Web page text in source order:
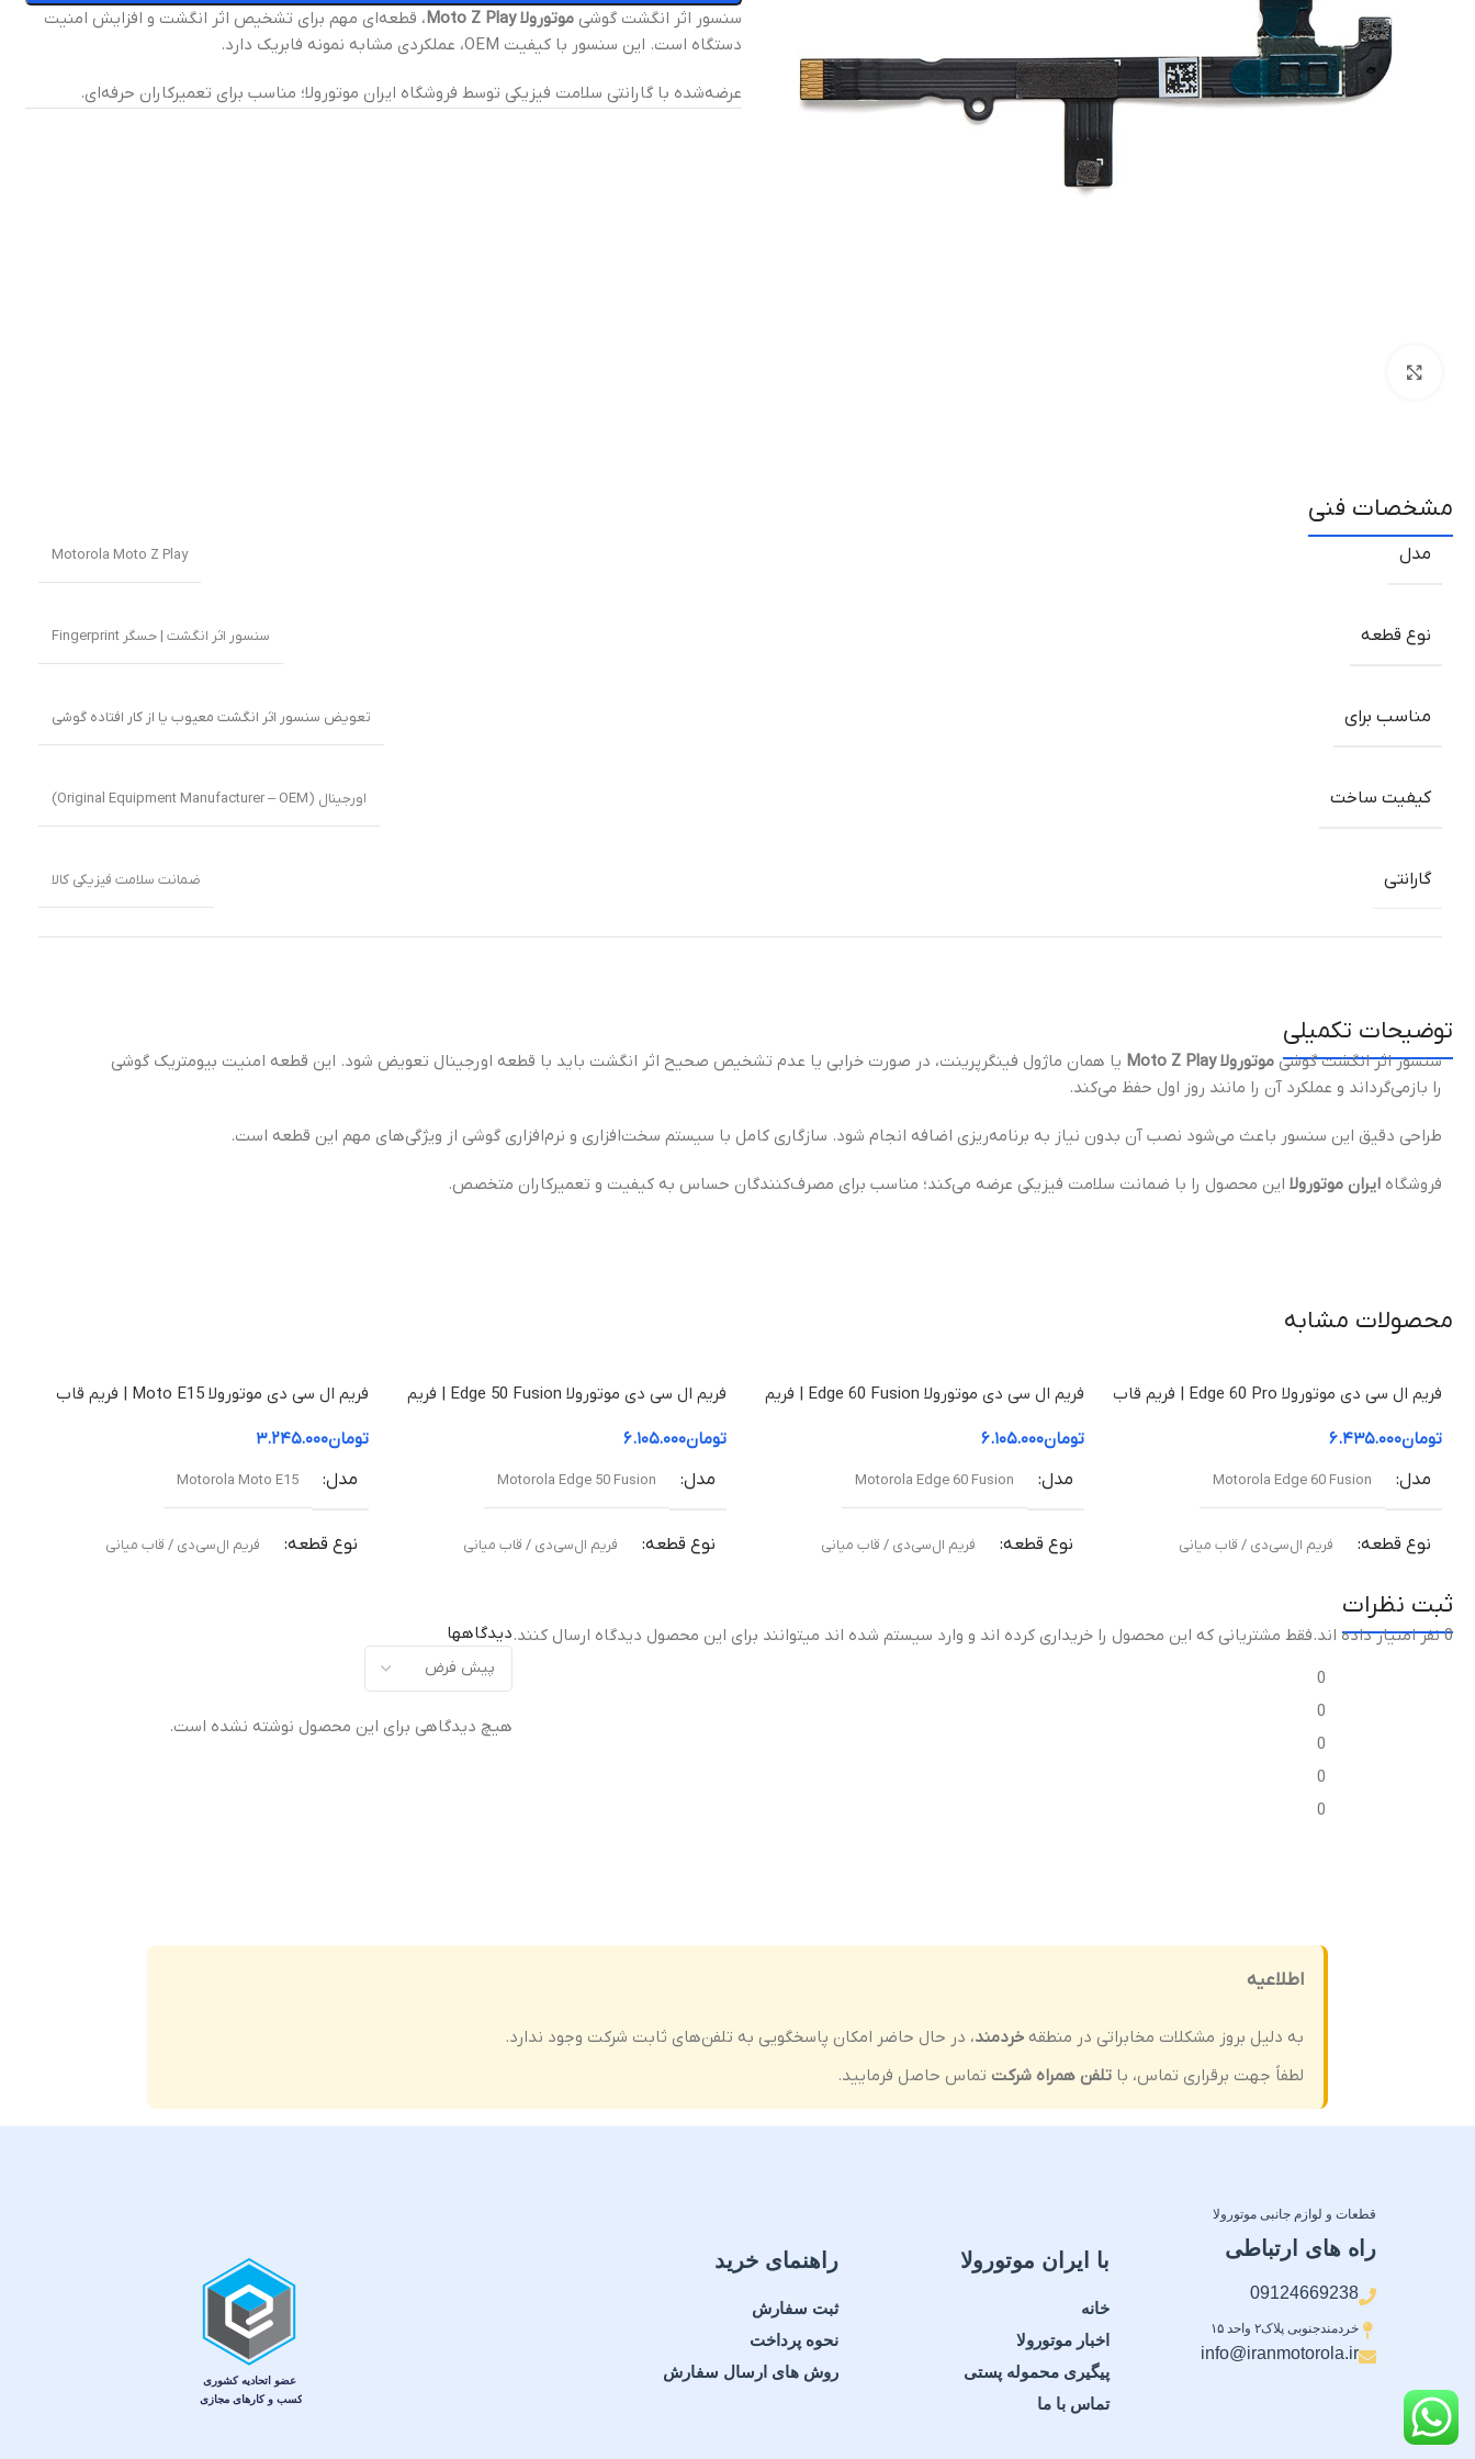
سنسور اثر انگشت گوشی موتورولا Moto Z Play
، قطعه‌ای مهم برای تشخیص اثر انگشت و افزایش امنیت
دستگاه است. این سنسور با کیفیت OEM، عملکردی مشابه نمونه فابریک دارد.
عرضه‌شده با گارانتی سلامت فیزیکی توسط فروشگاه ایران موتورولا؛ مناسب برای تعمیرکاران حرفه‌ای.
مشخصات فنی
مدل Motorola Moto Z Play
نوع قطعه سنسور اثر انگشت | حسگر Fingerprint
مناسب برای تعویض سنسور اثر انگشت معیوب یا از کار افتاده گوشی
کیفیت ساخت اورجینال (Original Equipment Manufacturer – OEM)
گارانتی ضمانت سلامت فیزیکی کالا
توضیحات تکمیلی
سنسور اثر انگشت گوشی موتورولا Moto Z Play
یا همان ماژول فینگرپرینت، در صورت خرابی یا عدم تشخیص صحیح اثر انگشت باید با قطعه اورجینال تعویض شود. این قطعه امنیت بیومتریک گوشی
را بازمی‌گرداند و عملکرد آن را مانند روز اول حفظ می‌کند.
طراحی دقیق این سنسور باعث می‌شود نصب آن بدون نیاز به برنامه‌ریزی اضافه انجام شود. سازگاری کامل با سیستم سخت‌افزاری و نرم‌افزاری گوشی از ویژگی‌های مهم این قطعه است.
فروشگاه ایران موتورولا این محصول را با ضمانت سلامت فیزیکی عرضه می‌کند؛ مناسب برای مصرف‌کنندگان حساس به کیفیت و تعمیرکاران متخصص.
محصولات مشابه
فریم ال سی دی موتورولا Edge 60 Pro | فریم قاب
تومان۶.۴۳۵.۰۰۰
مدل
Motorola Edge 60 Fusion
نوع قطعه فریم ال‌سی‌دی / قاب میانی
مناسب برای
اورجینال (Original Equipment Manufacturer –
فریم ال سی دی موتورولا Edge 60 Fusion | فریم
تومان۶.۱۰۵.۰۰۰
مدل
Motorola Edge 60 Fusion
نوع قطعه فریم ال‌سی‌دی / قاب میانی
فریم ال سی دی موتورولا Edge 50 Fusion | فریم
تومان۶.۱۰۵.۰۰۰
مدل
Motorola Edge 50 Fusion
نوع قطعه فریم ال‌سی‌دی / قاب میانی
تعویض قاب میانی آسیب‌دیده یا شکسته
فریم ال سی دی موتورولا Moto E15 | فریم قاب
تومان۳.۲۴۵.۰۰۰
مدل
Motorola Moto E15
نوع قطعه فریم ال‌سی‌دی / قاب میانی
کیفیت ساخت
ثبت نظرات
0 نفر امتیاز داده اند
0
0
0
0
0
دیدگاهها
هیچ دیدگاهی برای این محصول نوشته نشده است.
.فقط مشتریانی که این محصول را خریداری کرده اند و وارد سیستم شده اند میتوانند برای این محصول دیدگاه ارسال کنند.
اطلاعیه
به دلیل بروز مشکلات مخابراتی در منطقهخردمند، در حال حاضر امکان پاسخگویی به تلفن‌های ثابت شرکت وجود ندارد.
لطفاً جهت برقراری تماس، باتلفن همراه شرکت تماس حاصل فرمایید.
قطعات و لوازم جانبی موتورولا
راه های ارتباطی
09124669238
خردمندجنوبی پلاک۲ واحد ۱۵
info@iranmotorola.ir
با ایران موتورولا
خانه
اخبار موتورولا
پیگیری محموله پستی
تماس با ما
راهنمای خرید
ثبت سفارش
نحوه پرداخت
روش های ارسال سفارش